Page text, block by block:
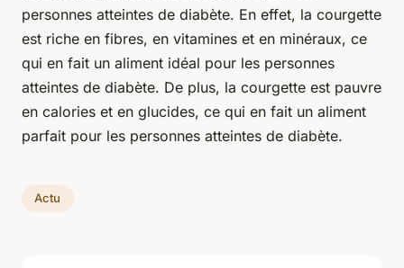
personnes atteintes de diabète. En effet, la courgette
est riche en fibres, en vitamines et en minéraux, ce
qui en fait un aliment idéal pour les personnes
atteintes de diabète. De plus, la courgette est pauvre
en calories et en glucides, ce qui en fait un aliment
parfait pour les personnes atteintes de diabète.
Actu